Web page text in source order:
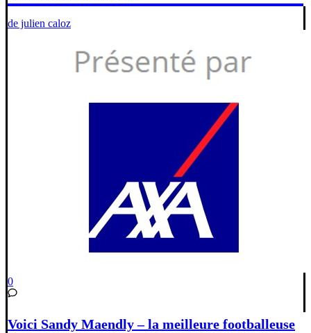
de julien caloz
0
Voici Sandy Maendly – la meilleure footballeuse